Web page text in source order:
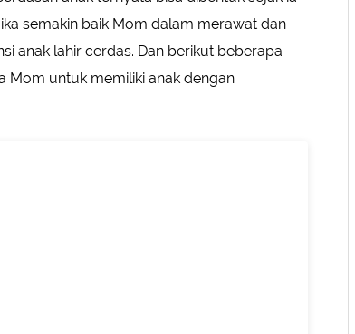
semakin baik Mom dalam merawat dan
anak lahir cerdas. Dan berikut beberapa
Mom untuk memiliki anak dengan